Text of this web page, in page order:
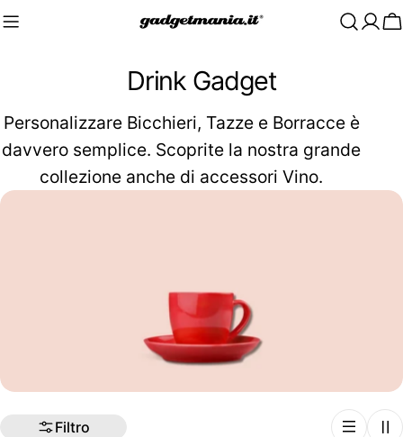
C
o
l
l
e
Drink Gadget
Personalizzare Bicchieri, Tazze eBorracce è
davvero semplice. Scoprite la nostra grande
collezione anche di accessori Vino.
Filtro